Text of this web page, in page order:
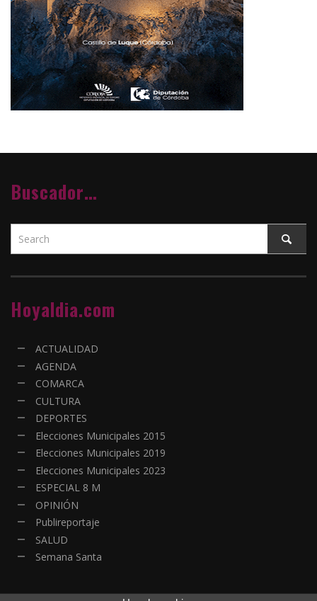
Buscador…
Hoyaldia.com
ACTUALIDAD
AGENDA
COMARCA
CULTURA
DEPORTES
Elecciones Municipales 2015
Elecciones Municipales 2019
Elecciones Municipales 2023
ESPECIAL 8 M
OPINIÓN
Publireportaje
SALUD
Semana Santa